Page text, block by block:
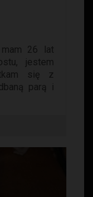
26 lat
jestem
się z
parą i